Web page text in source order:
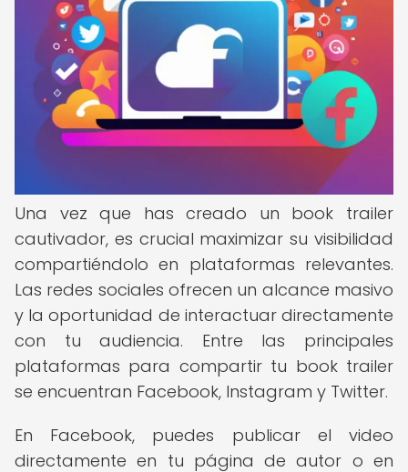
Una vez que has creado un book trailer
cautivador, es crucial maximizar su visibilidad
compartiéndolo en plataformas relevantes.
Las redes sociales ofrecen un alcance masivo
y la oportunidad de interactuar directamente
con tu audiencia. Entre las principales
plataformas para compartir tu book trailer
se encuentran Facebook, Instagram y Twitter.
En Facebook, puedes publicar el video
directamente en tu página de autor o en